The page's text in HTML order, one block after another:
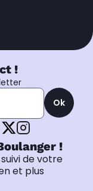
!
Ok
!
de votre
et plus